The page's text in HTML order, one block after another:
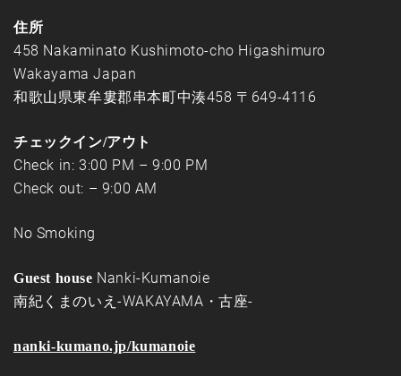
住所
458 Nakaminato Kushimoto-cho Higashimuro
Wakayama Japan
和歌山県東牟婁郡串本町中湊458 〒649-4116
チェックイン/アウト
Check in: 3:00 PM – 9:00 PM
Check out: – 9:00 AM
No Smoking
Guest house Nanki-Kumanoie
南紀くまのいえ-WAKAYAMA・古座-
nanki-kumano.jp/kumanoie